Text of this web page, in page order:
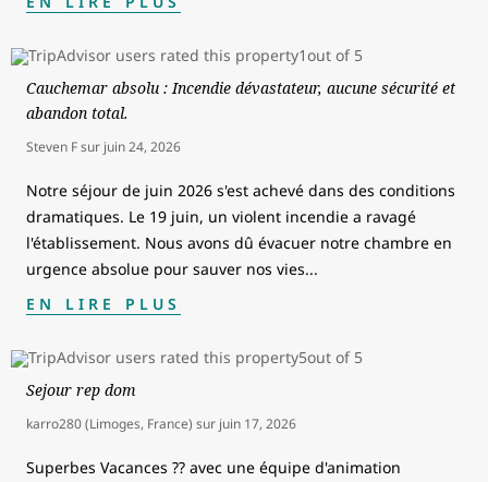
Cauchemar absolu : Incendie dévastateur, aucune sécurité et
abandon total.
Steven Fsur juin 24, 2026
Notre séjour de juin 2026 s'est achevé dans des conditions
dramatiques. Le 19 juin, un violent incendie a ravagé
l'établissement. Nous avons dû évacuer notre chambre en
urgence absolue pour sauver nos vies...
EN LIRE PLUS
Sejour rep dom
karro280 (Limoges, France) sur juin 17, 2026
Superbes Vacances ?? avec une équipe d'animation